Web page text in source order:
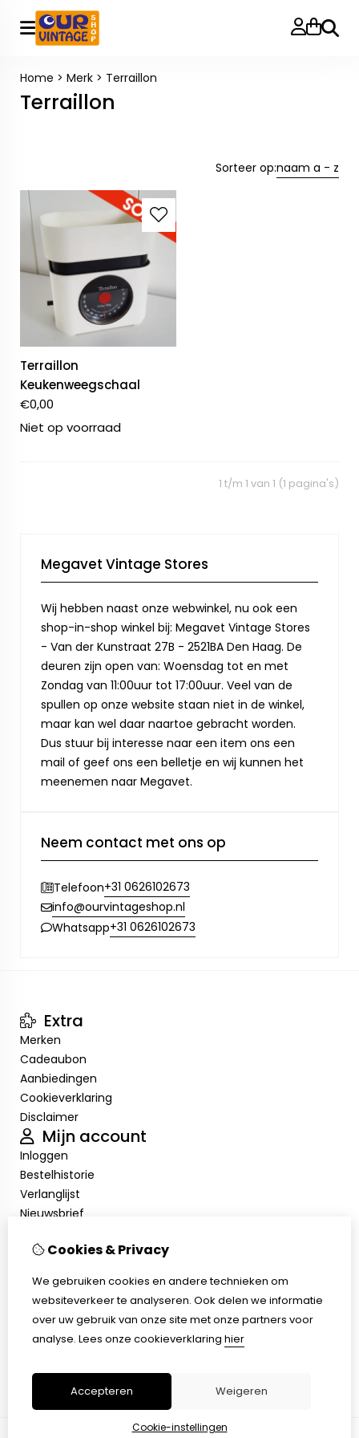
Home > Merk > Terraillon
Terraillon
Sorteer op:naam a - z
Terraillon
Keukenweegschaal
€0,00
Niet op voorraad
1 t/m 1 van 1 (1 pagina's)
Megavet Vintage Stores
Wij hebben naast onze webwinkel, nu ook een
shop-in-shop winkel bij: Megavet Vintage Stores
- Van der Kunstraat 27B - 2521BA Den Haag. De
deuren zijn open van: Woensdag tot en met
Zondag van 11:00uur tot 17:00uur. Veel van de
spullen op onze website staan niet in de winkel,
maar kan wel daar naartoe gebracht worden.
Dus stuur bij interesse naar een item ons een
mail of geef ons een belletje en wij kunnen het
meenemen naar Megavet.
Neem contact met ons op
Telefoon+31 0626102673
info@ourvintageshop.nl
Whatsapp+31 0626102673
Extra
Merken
Cadeaubon
Aanbiedingen
Cookieverklaring
Disclaimer
Mijn account
Inloggen
Bestelhistorie
Verlanglijst
Nieuwsbrief
Disclaimer
Contact
Cookieverklaring
Cookies & Privacy
We gebruiken cookies en andere technieken om
websiteverkeer te analyseren. Ook delen we informatie
over uw gebruik van onze site met onze partners voor
analyse. Lees onze cookieverklaring hier
Accepteren Weigeren
Cookie-instellingen